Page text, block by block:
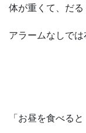
体が重くて、だ
アラームなしでは
「お昼を食べると